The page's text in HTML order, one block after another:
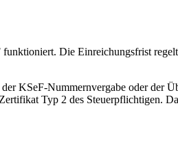
Die Einreichungsfrist
KSeF-Nummernvergabe oder der
Typ 2 des Steuerpflichtigen.